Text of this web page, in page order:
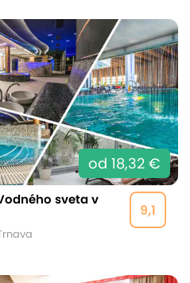
od 18,32 €
9,1
sveta v